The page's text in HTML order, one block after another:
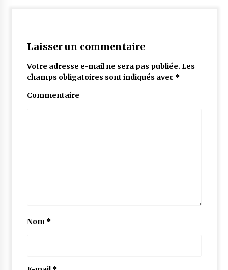
Laisser un commentaire
Votre adresse e-mail ne sera pas publiée. Les
champs obligatoires sont indiqués avec *
Commentaire
Nom *